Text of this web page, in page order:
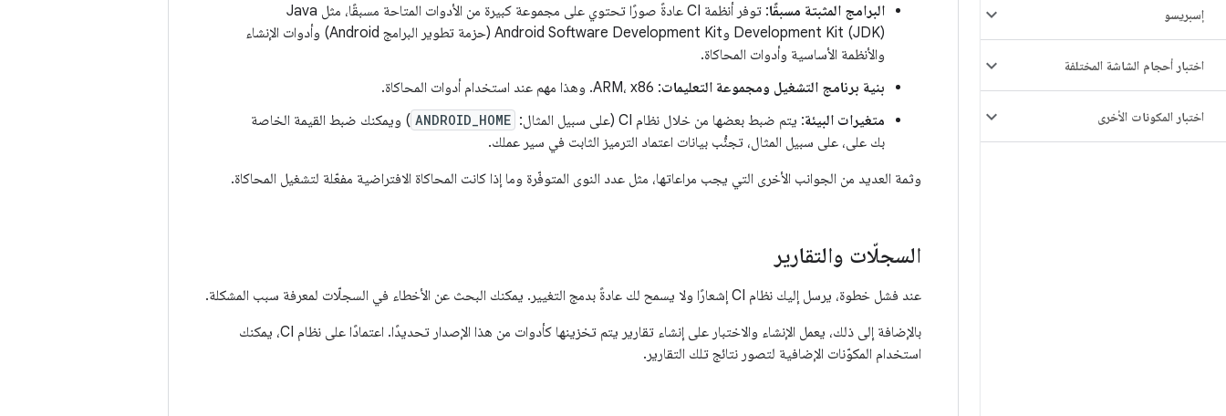
إسبريسو
اختبار أحجام الشاشة المختلفة
اختبار المكونات الأخرى
البرامج المثبتة مسبقًا
: توفر أنظمة CI عادةً صورًا تحتوي على مجموعة كبيرة من الأدوات المتاحة مسبقًا، مثل Java
Development Kit (JDK) وAndroid Software Development Kit (حزمة تطوير البرامج Android) وأدوات الإنشاء
والأنظمة الأساسية وأدوات المحاكاة.
بنية برنامج التشغيل ومجموعة التعليمات: ARM، x86. وهذا مهم عند استخدام أدوات المحاكاة.
متغيرات البيئة: يتم ضبط بعضها من خلال نظام CI (على سبيل المثال: ANDROID_HOME ) ويمكنك ضبط القيمة الخاصة
بك على، على سبيل المثال، تجنُّب بيانات اعتماد الترميز الثابت في سير عملك.
وثمة العديد من الجوانب الأخرى التي يجب مراعاتها، مثل عدد النوى المتوفّرة وما إذا كانت المحاكاة الافتراضية مفعّلة لتشغيل المحاكاة.
السجلّات والتقارير
عند فشل خطوة، يرسل إليك نظام CI إشعارًا ولا يسمح لك عادةً بدمج التغيير. يمكنك البحث عن الأخطاء في السجلّات لمعرفة سبب المشكلة.
بالإضافة إلى ذلك، يعمل الإنشاء والاختبار على إنشاء تقارير يتم تخزينها كأدوات من هذا الإصدار تحديدًا. اعتمادًا على نظام CI، يمكنك
استخدام المكوّنات الإضافية لتصور نتائج تلك التقارير.